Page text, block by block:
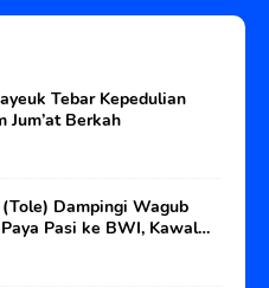
Tebar Kepedulian
Jum’at Berkah
Dampingi Wagub
Pasi ke BWI, Kawal
Blangpadang